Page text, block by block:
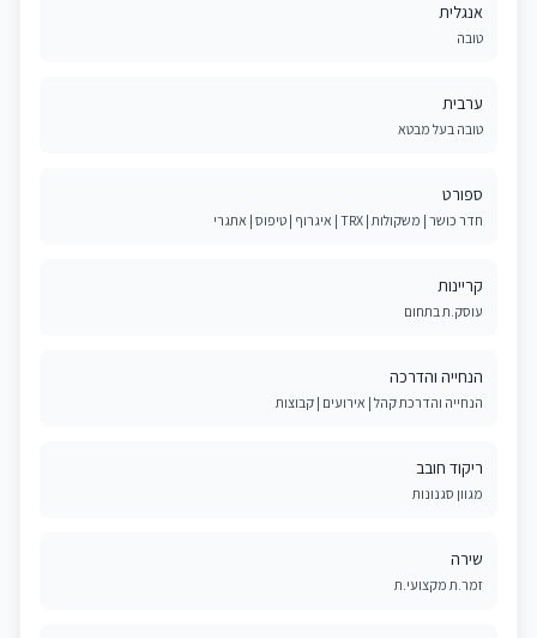
אנגלית
טובה
ערבית
טובה בעל מבטא
ספורט
חדר כושר | משקולות | TRX | איגרוף | טיפוס | אתגרי
קריינות
עוסק.ת בתחום
הנחייה והדרכה
הנחייה והדרכת קהל | אירועים | קבוצות
ריקוד חובב
מגוון סגנונות
שירה
זמר.ת מקצועי.ת